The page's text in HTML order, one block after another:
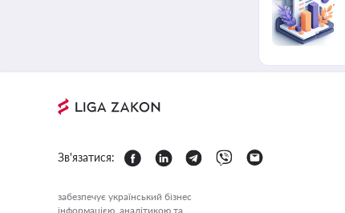
Зв'язатися:
забезпечує український бізнес
інформацією, аналітикою та